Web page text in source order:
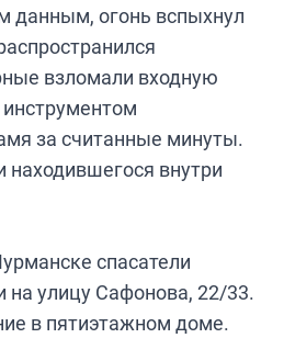
данным, огонь вспыхнул
взломали входную
за считанные минуты.
внутри
спасатели
на улицу Сафонова, 22/33.
в пятиэтажном доме.